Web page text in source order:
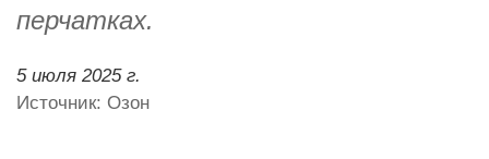
перчатках.
5 июля 2025 г.
Источник: Озон